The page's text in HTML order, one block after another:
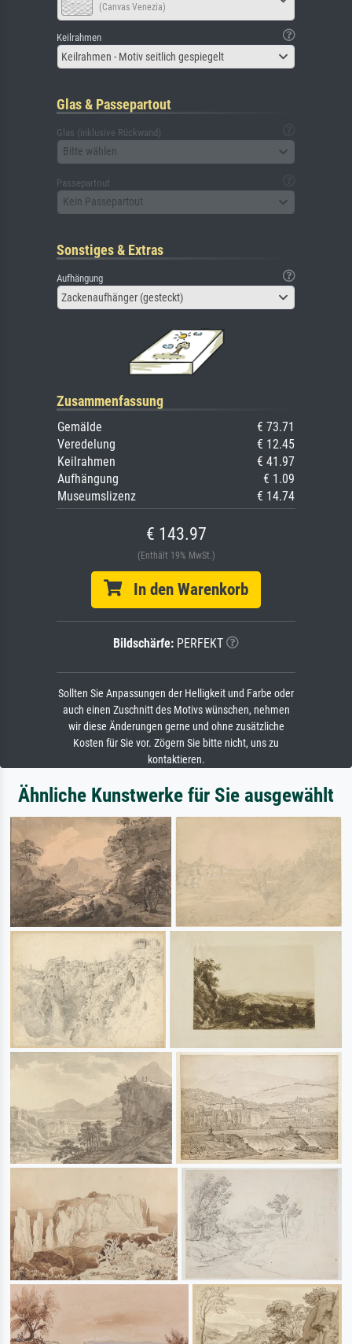
(Canvas Venezia)
Keilrahmen
Keilrahmen - Motiv seitlich gespiegelt
Glas & Passepartout
Glas (inklusive Rückwand)
Bitte wählen
Passepartout
Kein Passepartout
Sonstiges & Extras
Aufhängung
Zackenaufhänger (gesteckt)
Zusammenfassung
Gemälde
€ 73.71
Veredelung
€ 12.45
Keilrahmen
€ 41.97
Aufhängung
€ 1.09
Museumslizenz
€ 14.74
€ 143.97
(Enthält 19% MwSt.)
In den Warenkorb
Bildschärfe: PERFEKT
Sollten Sie Anpassungen der Helligkeit und Farbe oder
auch einen Zuschnitt des Motivs wünschen, nehmen
wir diese Änderungen gerne und ohne zusätzliche
Kosten für Sie vor. Zögern Sie bitte nicht, uns zu
kontaktieren.
Ähnliche Kunstwerke für Sie ausgewählt